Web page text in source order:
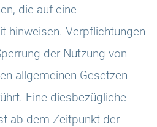
die auf eine
hinweisen. Verpflichtungen
der Nutzung von
allgemeinen Gesetzen
Eine diesbezügliche
ab dem Zeitpunkt der